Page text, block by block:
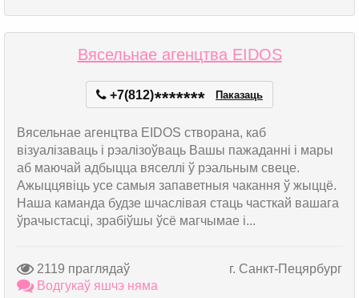
Вясельнае агенцтва EIDOS
+7(812)******* Паказаць
Вясельнае агенцтва EIDOS створана, каб
візуалізаваць і рэалізоўваць Вашы пажаданні і мары
аб маючай адбыцца вяселлі ў рэальным свеце.
Ажыццявіць усе самыя запаветныя чакання ў жыццё.
Наша каманда будзе шчаслівая стаць часткай вашага
ўрачыстасці, зрабіўшы ўсё магчымае і...
2119 праглядаў
г. Санкт-Пецярбург
Водгукаў яшчэ няма